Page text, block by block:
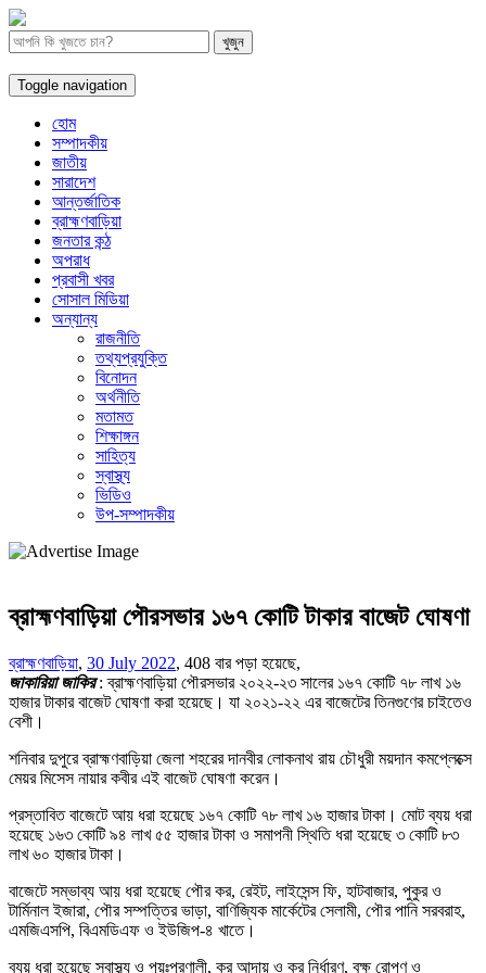
Toggle navigation
হোম
সম্পাদকীয়
জাতীয়
সারাদেশ
আন্তর্জাতিক
ব্রাহ্মণবাড়িয়া
জনতার কন্ঠ
অপরাধ
প্রবাসী খবর
সোসাল মিডিয়া
অন্যান্য
রাজনীতি
তথ্যপ্রযুক্তি
বিনোদন
অর্থনীতি
মতামত
শিক্ষাঙ্গন
সাহিত্য
স্বাস্থ্য
ভিডিও
উপ-সম্পাদকীয়
ব্রাহ্মণবাড়িয়া পৌরসভার ১৬৭ কোটি টাকার বাজেট ঘোষণা
ব্রাহ্মণবাড়িয়া, 30 July 2022, 408 বার পড়া হয়েছে,
জাকারিয়া জাকির: ব্রাহ্মণবাড়িয়া পৌরসভার ২০২২-২৩ সালের ১৬৭ কোটি ৭৮ লাখ ১৬
হাজার টাকার বাজেট ঘোষণা করা হয়েছে। যা ২০২১-২২ এর বাজেটের তিনগুণের চাইতেও
বেশী।
শনিবার দুপুরে ব্রাহ্মণবাড়িয়া জেলা শহরের দানবীর লোকনাথ রায় চৌধুরী ময়দান কমপ্লেক্সে
মেয়র মিসেস নায়ার কবীর এই বাজেট ঘোষণা করেন।
প্রস্তাবিত বাজেটে আয় ধরা হয়েছে ১৬৭ কোটি ৭৮ লাখ ১৬ হাজার টাকা। মোট ব্যয় ধরা
হয়েছে ১৬৩ কোটি ৯৪ লাখ ৫৫ হাজার টাকা ও সমাপনী স্থিতি ধরা হয়েছে ৩ কোটি ৮৩
লাখ ৬০ হাজার টাকা।
বাজেটে সম্ভাব্য আয় ধরা হয়েছে পৌর কর, রেইট, লাইসেন্স ফি, হাটবাজার, পুকুর ও
টার্মিনাল ইজারা, পৌর সম্পত্তির ভাড়া, বাণিজ্যিক মার্কেটের সেলামী, পৌর পানি সরবরাহ,
এমজিএসপি, বিএমডিএফ ও ইউজিপ-৪ খাতে।
ব্যয় ধরা হয়েছে স্বাস্থ্য ও পয়ঃপ্রণালী, কর আদায় ও কর নির্ধারণ, বৃক্ষ রোপণ ও